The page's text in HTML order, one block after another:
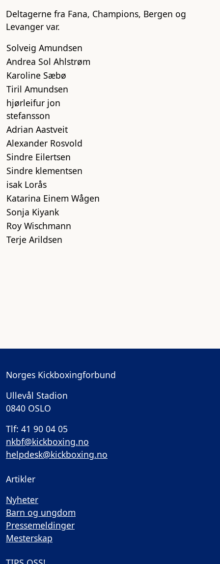
Deltagerne fra Fana, Champions, Bergen og
Levanger var.
Solveig Amundsen
Andrea Sol Ahlstrøm
Karoline Sæbø
Tiril Amundsen
hjørleifur jon
stefansson
Adrian Aastveit
Alexander Rosvold
Sindre Eilertsen
Sindre klementsen
isak Lorås
Katarina Einem Wågen
Sonja Kiyank
Roy Wischmann
Terje Arildsen
Norges Kickboxingforbund
Ullevål Stadion
0840 OSLO
Tlf: 41 90 04 05
nkbf@kickboxing.no
helpdesk@kickboxing.no
Artikler
Nyheter
Barn og ungdom
Pressemeldinger
Mesterskap